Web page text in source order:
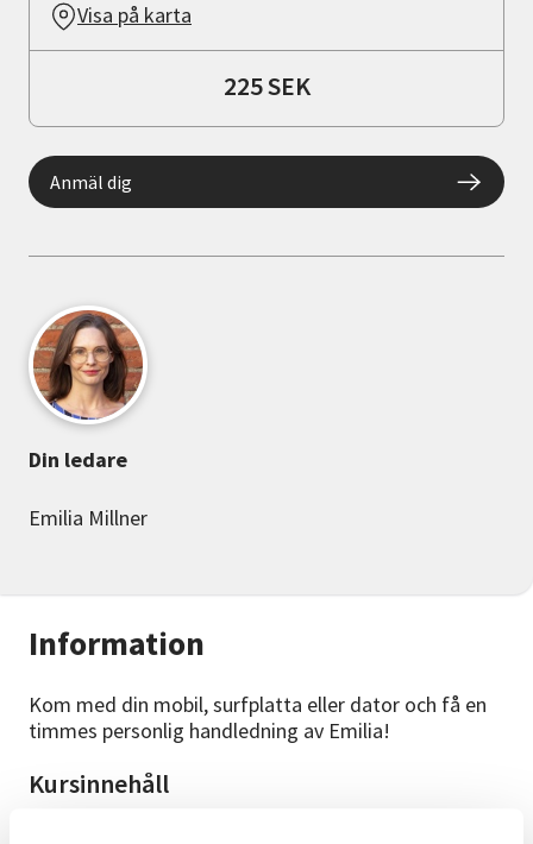
Information
Kom med din mobil, surfplatta eller dator och få en
timmes personlig handledning av Emilia!
Kursinnehåll
Visa på karta
225 SEK
Anmäl dig
Din ledare
Emilia Millner